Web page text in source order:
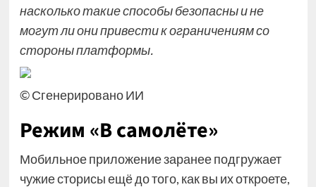
насколько такие способы безопасны и не
могут ли они привести к ограничениям со
стороны платформы.
© Сгенерировано ИИ
Режим «В самолёте»
Мобильное приложение заранее подгружает
чужие сторисы ещё до того, как вы их откроете,